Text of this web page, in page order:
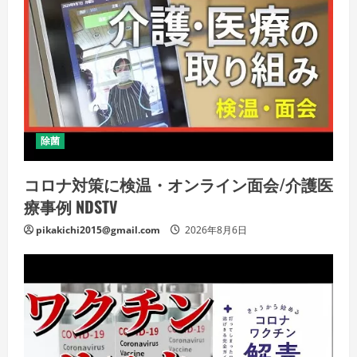
除菌
コロナ対策に検温・オンライン面会/介護医
療事例 NDSTV
pikakichi2015@gmail.com 2026年8月6日